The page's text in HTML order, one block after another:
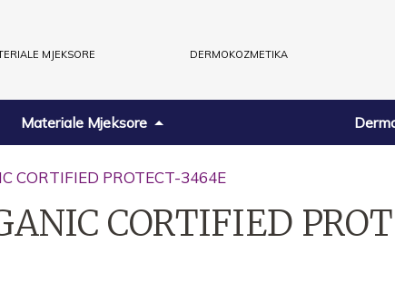
MJEKSORE DERMOKOZMETIKA
Materiale Mjeksore
CORTIFIED PROTECT-3464E
CORTIFIED